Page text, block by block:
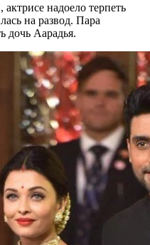
надоело терпеть
на развод. Пара
дочь Аарадья.